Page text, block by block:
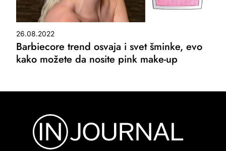
26.08.2022
Barbiecore trend osvaja i svet šminke, evo
kako možete da nosite pink make-up